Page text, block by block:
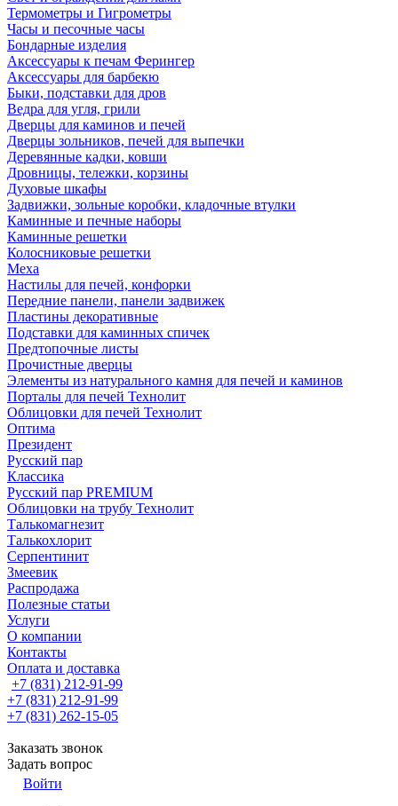
Термометры и Гигрометры
Часы и песочные часы
Бондарные изделия
Аксессуары к печам Ферингер
Аксессуары для барбекю
Быки, подставки для дров
Ведра для угля, грили
Дверцы для каминов и печей
Дверцы зольников, печей для выпечки
Деревянные кадки, ковши
Дровницы, тележки, корзины
Духовые шкафы
Задвижки, зольные коробки, кладочные втулки
Каминные и печные наборы
Каминные решетки
Колосниковые решетки
Меха
Настилы для печей, конфорки
Передние панели, панели задвижек
Пластины декоративные
Подставки для каминных спичек
Предтопочные листы
Прочистные дверцы
Элементы из натурального камня для печей и каминов
Порталы для печей Технолит
Облицовки для печей Технолит
Оптима
Президент
Русский пар
Классика
Русский пар PREMIUM
Облицовки на трубу Технолит
Талькомагнезит
Талькохлорит
Серпентинит
Змеевик
Распродажа
Полезные статьи
Услуги
О компании
Контакты
Оплата и доставка
+7 (831) 212-91-99
+7 (831) 212-91-99
+7 (831) 262-15-05
Заказать звонок
Задать вопрос
Войти